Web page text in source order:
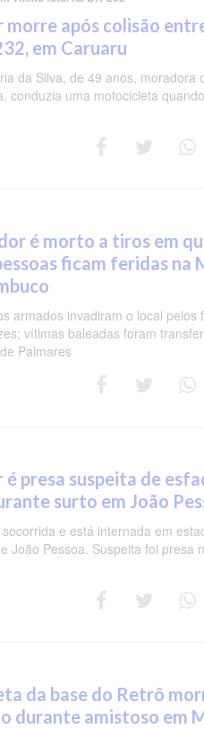
morre após colisão
em Caruaru
da Silva, de 49 anos, moradora
conduzia uma motocicleta
é morto a tiros em
ficam feridas na
armados invadiram o local pelos
vítimas baleadas foram
Palmares
é presa suspeita de
surto em João
e está internada em
João Pessoa. Suspeita foi presa
da base do Retrô
durante amistoso em